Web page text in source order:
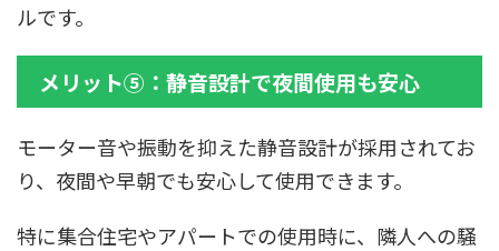
ルです。
メリット⑤：静音設計で夜間使用も安心
モーター音や振動を抑えた静音設計が採用されてお
り、夜間や早朝でも安心して使用できます。
特に集合住宅やアパートでの使用時に、隣人への騒